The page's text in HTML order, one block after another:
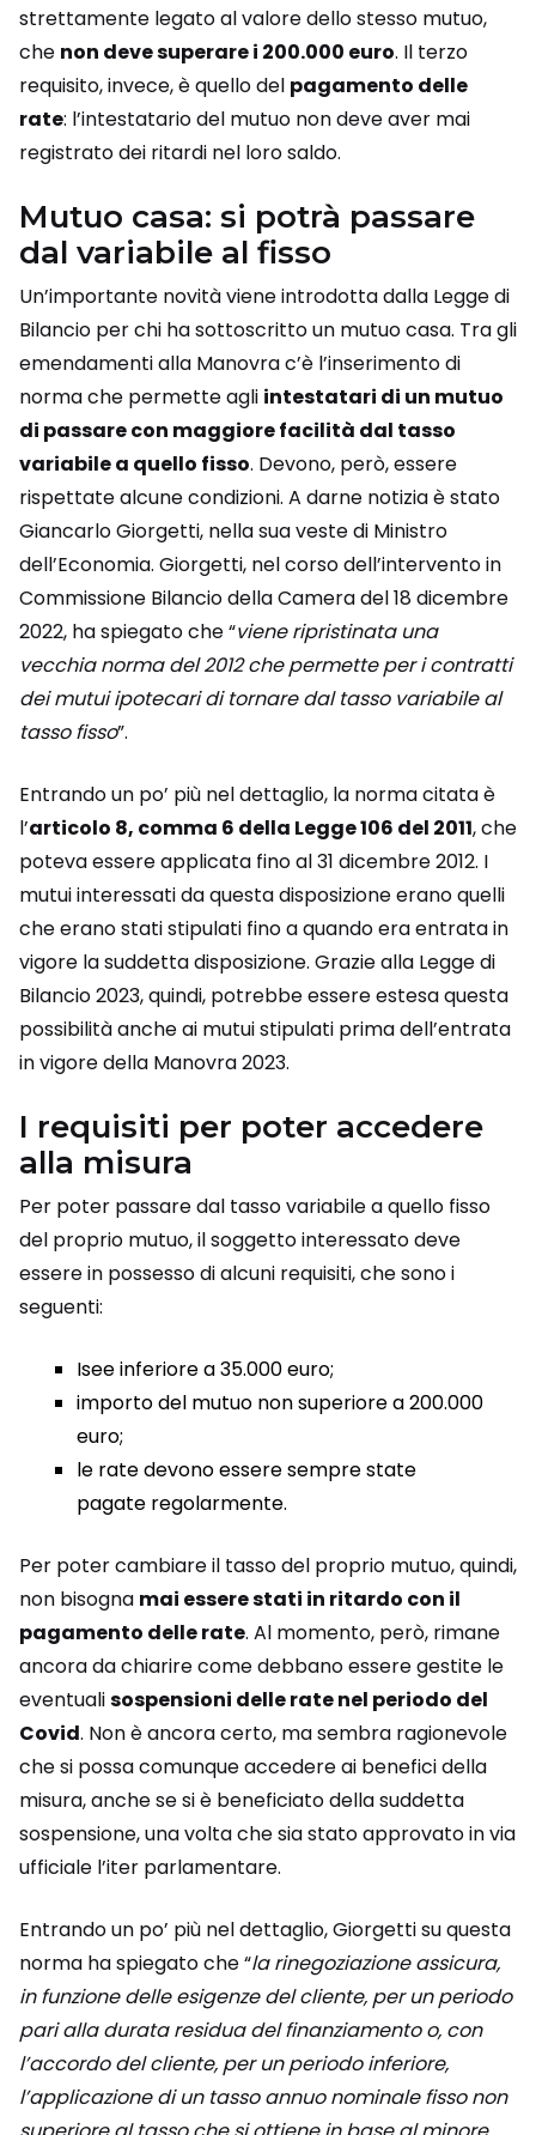
strettamente legato al valore dello stesso mutuo,
che non deve superare i 200.000 euro. Il terzo
requisito, invece, è quello del pagamento delle
rate: l’intestatario del mutuo non deve aver mai
registrato dei ritardi nel loro saldo.
Mutuo casa: si potrà passare
dal variabile al fisso
Un’importante novità viene introdotta dalla Legge di
Bilancio per chi ha sottoscritto un mutuo casa. Tra gli
emendamenti alla Manovra c’è l’inserimento di
norma che permette agli intestatari di un mutuo
di passare con maggiore facilità dal tasso
variabile a quello fisso. Devono, però, essere
rispettate alcune condizioni. A darne notizia è stato
Giancarlo Giorgetti, nella sua veste di Ministro
dell’Economia. Giorgetti, nel corso dell’intervento in
Commissione Bilancio della Camera del 18 dicembre
2022, ha spiegato che “viene ripristinata una
vecchia norma del 2012 che permette per i contratti
dei mutui ipotecari di tornare dal tasso variabile al
tasso fisso”.
Entrando un po’ più nel dettaglio, la norma citata è
l’articolo 8, comma 6 della Legge 106 del 2011, che
poteva essere applicata fino al 31 dicembre 2012. I
mutui interessati da questa disposizione erano quelli
che erano stati stipulati fino a quando era entrata in
vigore la suddetta disposizione. Grazie alla Legge di
Bilancio 2023, quindi, potrebbe essere estesa questa
possibilità anche ai mutui stipulati prima dell’entrata
in vigore della Manovra 2023.
I requisiti per poter accedere
alla misura
Per poter passare dal tasso variabile a quello fisso
del proprio mutuo, il soggetto interessato deve
essere in possesso di alcuni requisiti, che sono i
seguenti:
Isee inferiore a 35.000 euro;
importo del mutuo non superiore a 200.000
euro;
le rate devono essere sempre state
pagate regolarmente.
Per poter cambiare il tasso del proprio mutuo, quindi,
non bisogna mai essere stati in ritardo con il
pagamento delle rate. Al momento, però, rimane
ancora da chiarire come debbano essere gestite le
eventualisospensioni delle rate nel periodo del
Covid. Non è ancora certo, ma sembra ragionevole
che si possa comunque accedere ai benefici della
misura, anche se si è beneficiato della suddetta
sospensione, una volta che sia stato approvato in via
ufficiale l’iter parlamentare.
Entrando un po’ più nel dettaglio, Giorgetti su questa
norma ha spiegato che “la rinegoziazione assicura,
in funzione delle esigenze del cliente, per un periodo
pari alla durata residua del finanziamento o, con
l’accordo del cliente, per un periodo inferiore,
l’applicazione di un tasso annuo nominale fisso non